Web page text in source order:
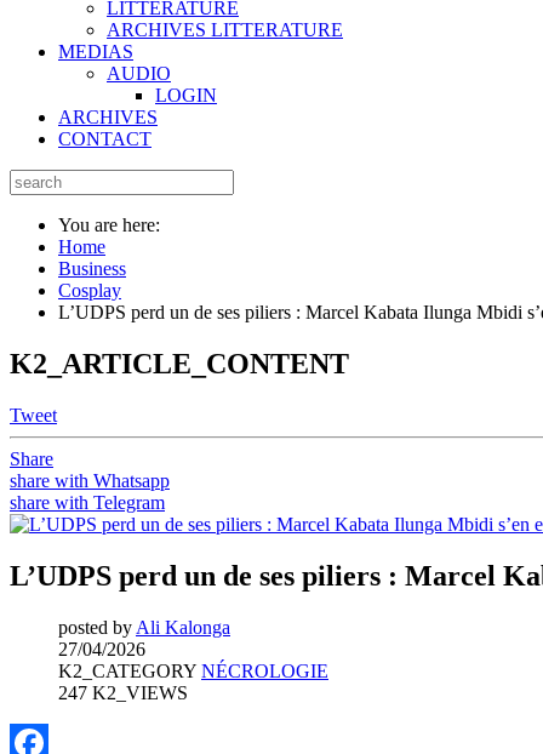
LITTERATURE
ARCHIVES LITTERATURE
MEDIAS
AUDIO
LOGIN
ARCHIVES
CONTACT
You are here:
Home
Business
Cosplay
L’UDPS perd un de ses piliers : Marcel Kabata Ilunga Mbidi
K2_ARTICLE_CONTENT
Tweet
Share
share with Whatsapp
share with Telegram
L’UDPS perd un de ses piliers : Marcel
posted by Ali Kalonga
27/04/2026
K2_CATEGORY NÉCROLOGIE
247 K2_VIEWS